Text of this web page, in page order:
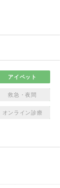
アイペット
救急・夜間
オンライン診療